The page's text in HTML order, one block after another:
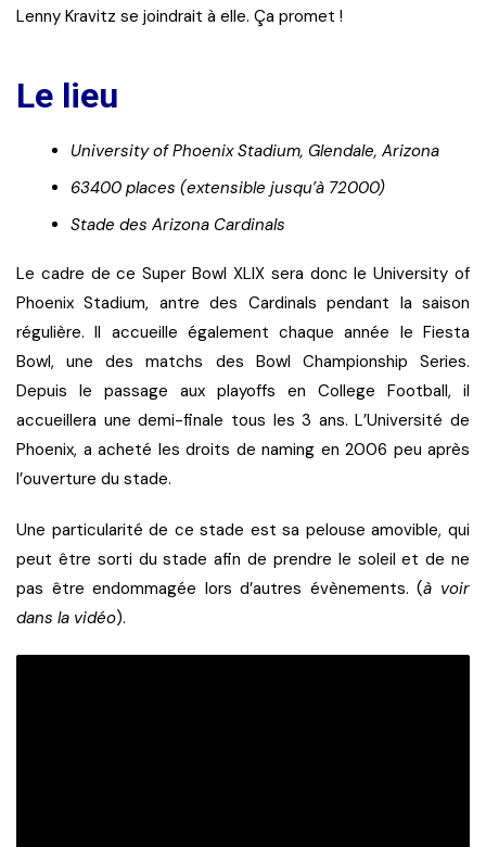
Lenny Kravitz se joindrait à elle. Ça promet !
Le lieu
University of Phoenix Stadium, Glendale, Arizona
63400 places (extensible jusqu’à 72000)
Stade des Arizona Cardinals
Le cadre de ce Super Bowl XLIX sera donc le University of
Phoenix Stadium, antre des Cardinals pendant la saison
régulière. Il accueille également chaque année le Fiesta
Bowl, une des matchs des Bowl Championship Series.
Depuis le passage aux playoffs en College Football, il
accueillera une demi-finale tous les 3 ans. L’Université de
Phoenix, a acheté les droits de naming en 2006 peu après
l’ouverture du stade.
Une particularité de ce stade est sa pelouse amovible, qui
peut être sorti du stade afin de prendre le soleil et de ne
pas être endommagée lors d’autres évènements. (à voir
dans la vidéo).